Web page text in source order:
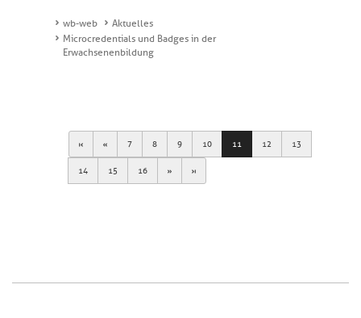
wb-web
Aktuelles
Microcredentials und Badges in der
Erwachsenenbildung
First Previous
7 8 9 10 11 12 13
14 15 16 Next Last